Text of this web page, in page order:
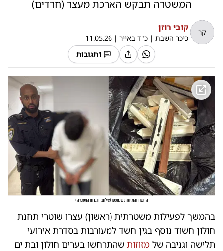
המשטרה תבקש הארכת מעצר (חרדים)
קר קובי רוזן
כיכר השבת | כ"ד באייר |
11.05.26
1תגובות
החשוד והמזוזות שנתפסו (צילום: דוברות המשטרה)
בהמשך לפעילות משטרתית (ראשון) עצרו שוטרי תחנת
חולון חשוד נוסף בגין חשד למעורבות בסדרת אירועי
תלישה וגניבה של מזוזות שהתרחשו בערים חולון ובת ים